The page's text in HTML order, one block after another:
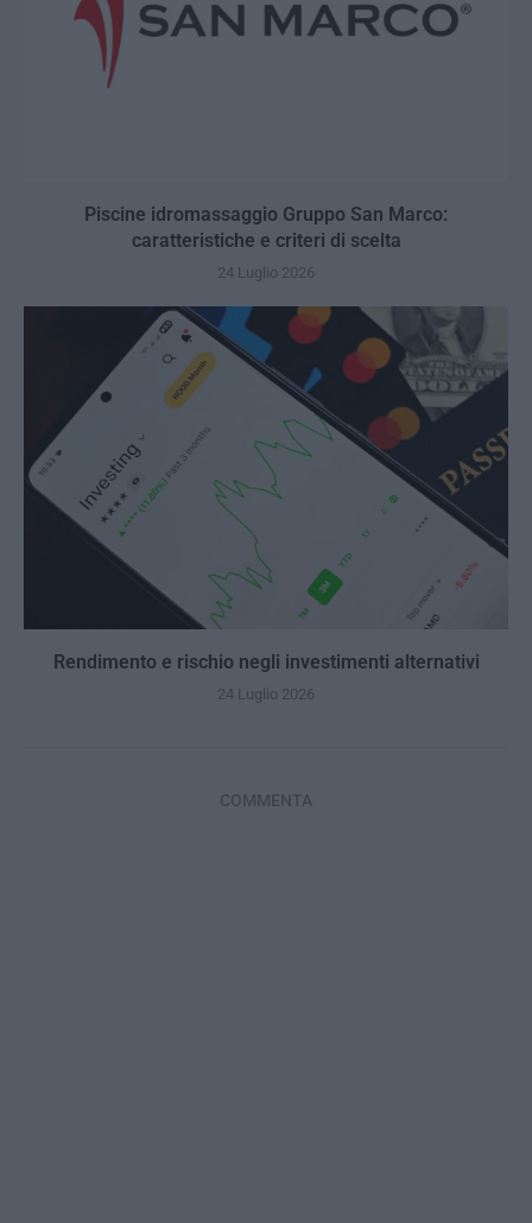
Piscine idromassaggio Gruppo San Marco:
caratteristiche e criteri di scelta
24 Luglio 2026
Rendimento e rischio negli investimenti alternativi
24 Luglio 2026
COMMENTA